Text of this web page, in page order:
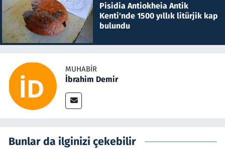
Pisidia Antiokheia Antik
Kenti'nde 1500 yıllık litürjik kap
bulundu
MUHABIR
İbrahim Demir
Bunlar da ilginizi çekebilir